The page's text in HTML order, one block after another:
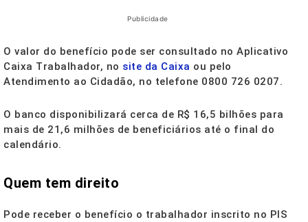
Publicidade
O valor do benefício pode ser consultado no Aplicativo
Caixa Trabalhador, no site da Caixa ou pelo
Atendimento ao Cidadão, no telefone 0800 726 0207.
O banco disponibilizará cerca de R$ 16,5 bilhões para
mais de 21,6 milhões de beneficiários até o final do
calendário.
Quem tem direito
Pode receber o benefício o trabalhador inscrito no PIS